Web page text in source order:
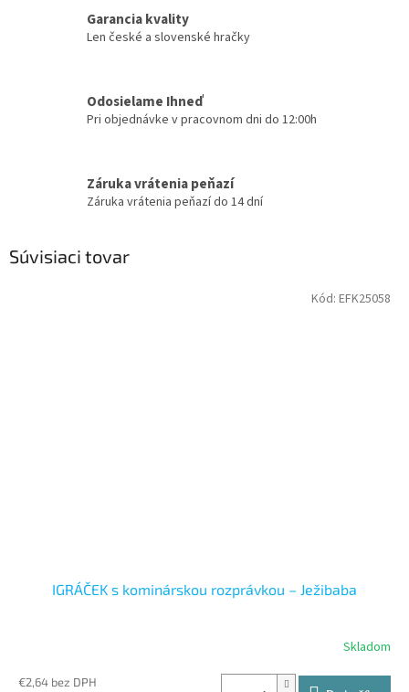
Garancia kvality
Len české a slovenské hračky
Odosielame Ihneď
Pri objednávke v pracovnom dni do 12:00h
Záruka vrátenia peňazí
Záruka vrátenia peňazí do 14 dní
Súvisiaci tovar
IGRÁČEK s kominárskou rozprávkou – Ježibaba
Skladom
€2,64 bez DPH
Kód: EFK25058